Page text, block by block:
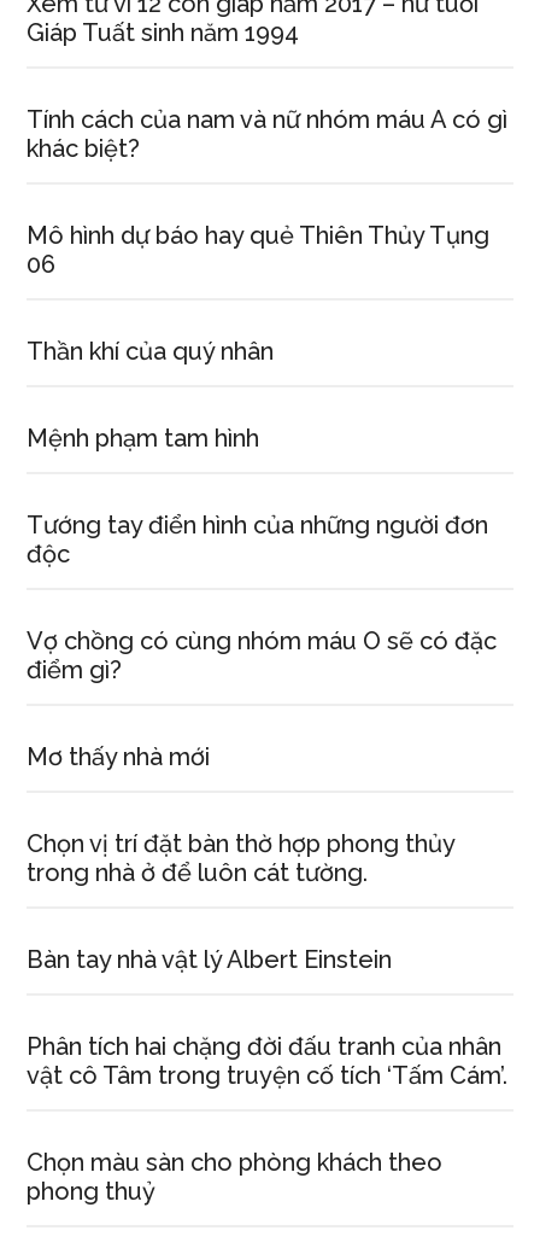
Giáp Tuất sinh năm 1994
Tính cách của nam và nữ nhóm máu A có gì
khác biệt?
Mô hình dự báo hay quẻ Thiên Thủy Tụng
06
Thần khí của quý nhân
Mệnh phạm tam hình
Tướng tay điển hình của những người đơn
độc
Vợ chồng có cùng nhóm máu O sẽ có đặc
điểm gì?
Mơ thấy nhà mới
Chọn vị trí đặt bàn thờ hợp phong thủy
trong nhà ở để luôn cát tường.
Bàn tay nhà vật lý Albert Einstein
Phân tích hai chặng đời đấu tranh của nhân
vật cô Tâm trong truyện cố tích ‘Tấm Cám’.
Chọn màu sàn cho phòng khách theo
phong thuỷ